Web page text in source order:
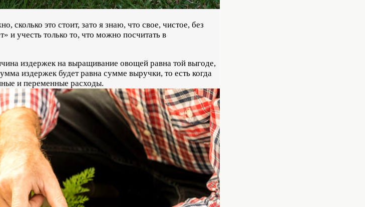
сколько это стоит, зато я знаю, что свое, чистое, без
и учесть только то, что можно посчитать в
издержек на выращивание овощей равна той выгоде,
издержек будет равна сумме выручки, то есть когда
и переменные расходы.